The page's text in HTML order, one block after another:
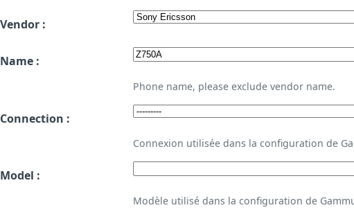
Vendor :
Name :
Phone name, please exclude vendor name.
Connection :
Connexion utilisée dans la configuration de
Model :
Modèle utilisé dans la configuration de